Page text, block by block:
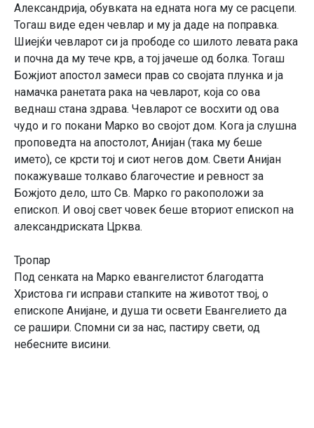
Александрија, обувката на едната нога му се расцепи.
Тогаш виде еден чевлар и му ја даде на поправка.
Шиејќи чевларот си ја прободе со шилото левата рака
и почна да му тече крв, а тој јачеше од болка. Тогаш
Божјиот апостол замеси прав со својата плунка и ја
намачка ранетата рака на чевларот, која со ова
веднаш стана здрава. Чевларот се восхити од ова
чудо и го покани Марко во својот дом. Кога ја слушна
проповедта на апостолот, Анијан (така му беше
името), се крсти тој и сиот негов дом. Свети Анијан
покажуваше толкаво благочестие и ревност за
Божјото дело, што Св. Марко го ракоположи за
епископ. И овој свет човек беше вториот епископ на
александриската Црква.
Тропар
Под сенката на Марко евангелистот благодатта
Христова ги исправи стапките на животот твој, о
епископе Анијане, и душа ти освети Евангелието да
се рашири. Спомни си за нас, пастиру свети, од
небесните висини.